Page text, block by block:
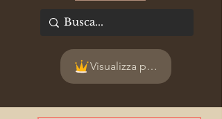
Visualizza punti